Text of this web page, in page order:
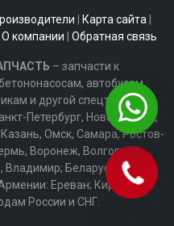
Карта сайта|
О компании Обратная связь
– запчасти к
автобусам,
и другой спецтехнике с
Петербург, Новосибирск,
Омск, Самара, Ростов-
Воронеж, Волгоград,
Владимир; Беларуси: Минск;
Ереван; Киргизии:
России и СНГ.